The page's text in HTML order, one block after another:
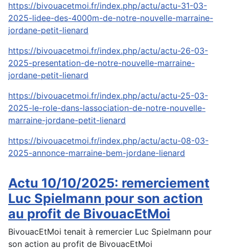
https://bivouacetmoi.fr/index.php/actu/actu-31-03-
2025-lidee-des-4000m-de-notre-nouvelle-marraine-
jordane-petit-lienard
https://bivouacetmoi.fr/index.php/actu/actu-26-03-
2025-presentation-de-notre-nouvelle-marraine-
jordane-petit-lienard
https://bivouacetmoi.fr/index.php/actu/actu-25-03-
2025-le-role-dans-lassociation-de-notre-nouvelle-
marraine-jordane-petit-lienard
https://bivouacetmoi.fr/index.php/actu/actu-08-03-
2025-annonce-marraine-bem-jordane-lienard
Actu 10/10/2025: remerciement
Luc Spielmann pour son action
au profit de BivouacEtMoi
BivouacEtMoi tenait à remercier Luc Spielmann pour
son action au profit de BivouacEtMoi